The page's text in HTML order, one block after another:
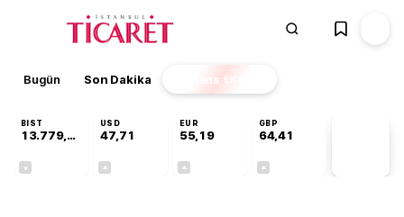
Bugün Son Dakika Finans EKSTRA
BIST
13.779,39
USD
47,71
EUR
55,19
GBP
64,41